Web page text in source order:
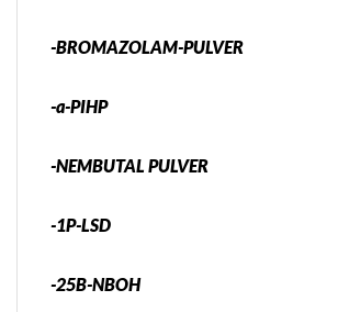
-BROMAZOLAM-PULVER
-a-PIHP
-NEMBUTAL PULVER
-1P-LSD
-25B-NBOH